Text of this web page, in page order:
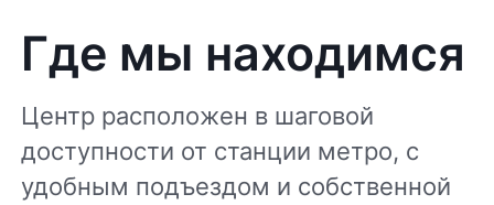
Где мы находимся
Центр расположен в шаговой
доступности от станции метро, с
удобным подъездом и собственной